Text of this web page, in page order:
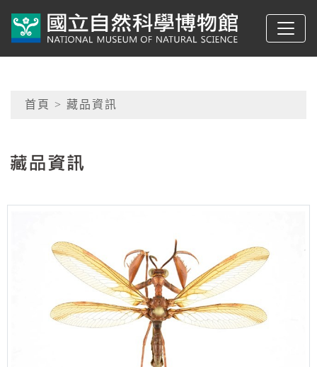
典藏網-國立自然科學
網頁導覽
首頁 > 藏品資訊